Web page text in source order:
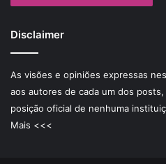
Disclaimer
As visões e opiniões expressas
aos autores de cada um dos
posição oficial de nenhuma
Mais <<<